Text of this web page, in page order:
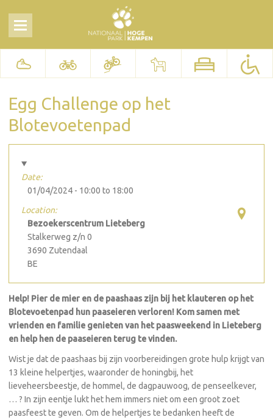
Egg Challenge op het
Blotevoetenpad
Date:
01/04/2024 - 10:00 to 18:00
Location:
Bezoekerscentrum Lieteberg
Stalkerweg z/n 0
3690 Zutendaal
BE
Help! Pier de mier en de paashaas zijn bij het klauteren op het
Blotevoetenpad hun paaseieren verloren! Kom samen met
vrienden en familie genieten van het paasweekend in Lieteberg
en help hen de paaseieren terug te vinden.
Wist je dat de paashaas bij zijn voorbereidingen grote hulp krijgt van
13 kleine helpertjes, waaronder de honingbij, het
lieveheersbeestje, de hommel, de dagpauwoog, de penseelkever,
… ? In zijn eentje lukt het hem immers niet om een groot zoet
paasfeest te geven. Om de helpertjes te bedanken heeft de